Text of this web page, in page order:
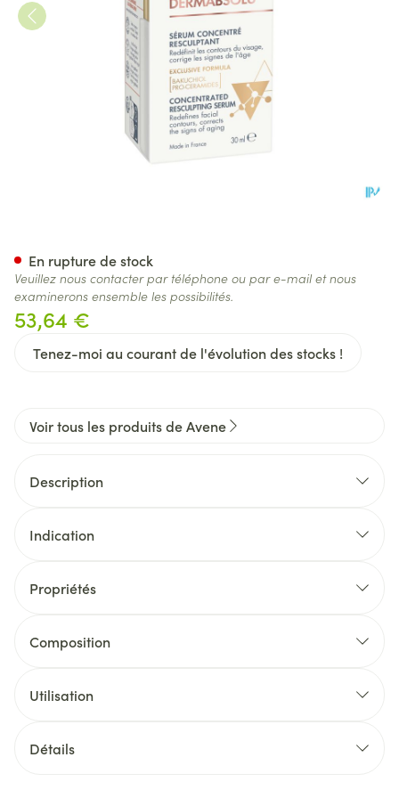
53,64 €
Tenez-moi au courant de l'évolution des stocks !
En rupture de stock
Veuillez nous contacter par téléphone ou par e-mail et nous
examinerons ensemble les possibilités.
Voir tous les produits de Avene
Description
Indication
Propriétés
Composition
Utilisation
Détails